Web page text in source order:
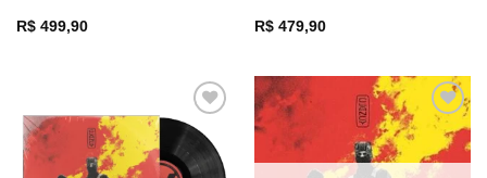
R$499,90 R$479,90
Adicionar
a lista de
desejos
Adicionar
a lista de
desejos